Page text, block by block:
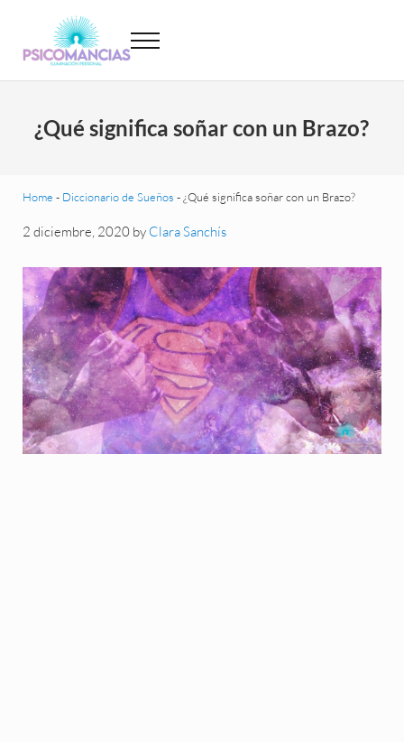
Psicomancias
Menu
¿Qué significa soñar con un Brazo?
Home - Diccionario de Sueños -¿Qué significa soñar con un Brazo?
2 diciembre, 2020 by Clara Sanchís